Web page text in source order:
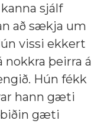
sjálf
að sækja um
vissi ekkert
nokkra þeirra á
Hún fékk
hann gæti
biðin gæti